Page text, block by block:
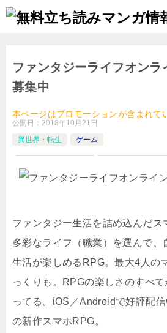
ファンタジーライフオン
募集中
本ページはプロモーションが含まれて
公開日： 2018年10月21日
異世界・転生
ゲーム
ファンタジー生活を詰め込んだス
多彩なライフ（職業）を選んで、
生活が楽しめるRPG。最大4人の
っくりも。RPGの楽しさのすべ
ってる。iOS／Androidで好評配
の新作スマホRPG。